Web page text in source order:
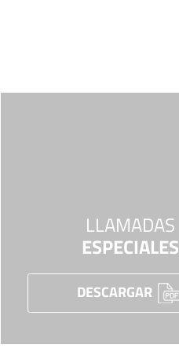
LLAMADAS
ESPECIALES
DESCARGAR